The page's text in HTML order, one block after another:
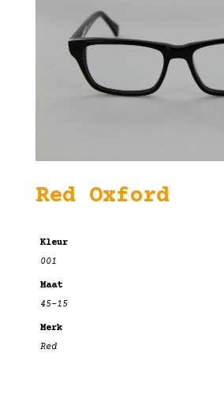
Red Oxford
Kleur
001
Maat
45-15
Merk
Red